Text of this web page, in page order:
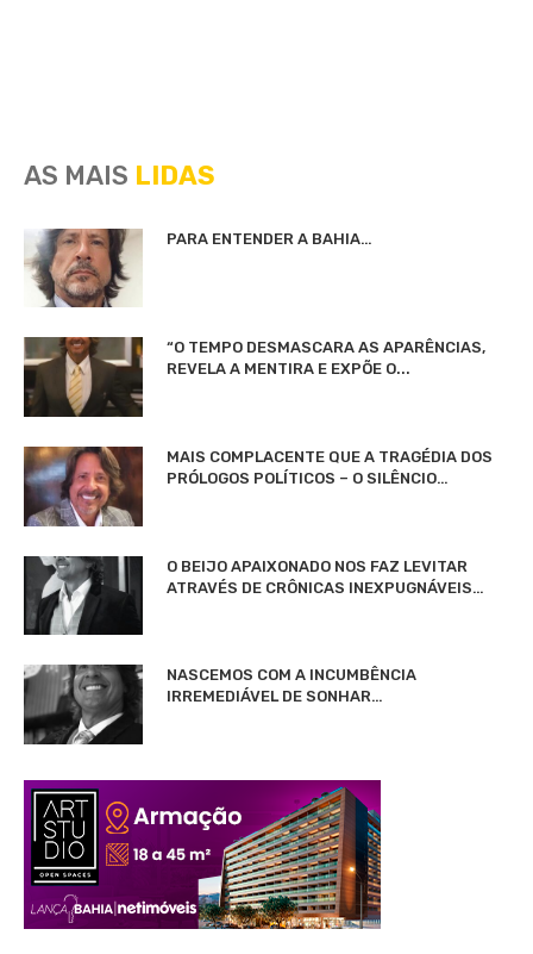
AS MAIS LIDAS
PARA ENTENDER A BAHIA…
“O TEMPO DESMASCARA AS APARÊNCIAS,
REVELA A MENTIRA E EXPÕE O...
MAIS COMPLACENTE QUE A TRAGÉDIA DOS
PRÓLOGOS POLÍTICOS – O SILÊNCIO…
O BEIJO APAIXONADO NOS FAZ LEVITAR
ATRAVÉS DE CRÔNICAS INEXPUGNÁVEIS…
NASCEMOS COM A INCUMBÊNCIA
IRREMEDIÁVEL DE SONHAR…